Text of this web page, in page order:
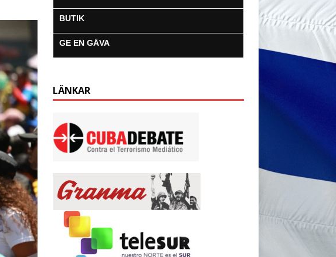
BUTIK
GE EN GÅVA
LÄNKAR